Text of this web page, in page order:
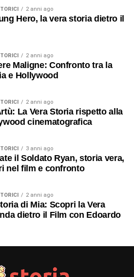
2 anni ago
Hero, la vera storia dietro il
2 anni ago
Maligne: Confronto tra la
e Hollywood
2 anni ago
La Vera Storia rispetto alla
cinematografica
3 anni ago
il Soldato Ryan, storia vera,
nel film e confronto
2 anni ago
di Mia: Scopri la Vera
dietro il Film con Edoardo